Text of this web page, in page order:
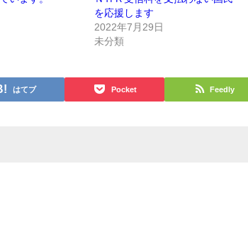
を応援します
2022年7月29日
未分類
はてブ Pocket Feedly